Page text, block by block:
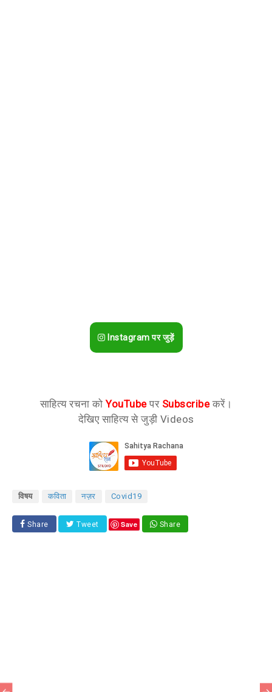
Instagram पर जुड़ें
साहित्य रचना कोYouTubeपर Subscribeकरें।
देखिए साहित्य से जुड़ी Videos
विषय कविता नज़र Covid19
Share Tweet Save Share